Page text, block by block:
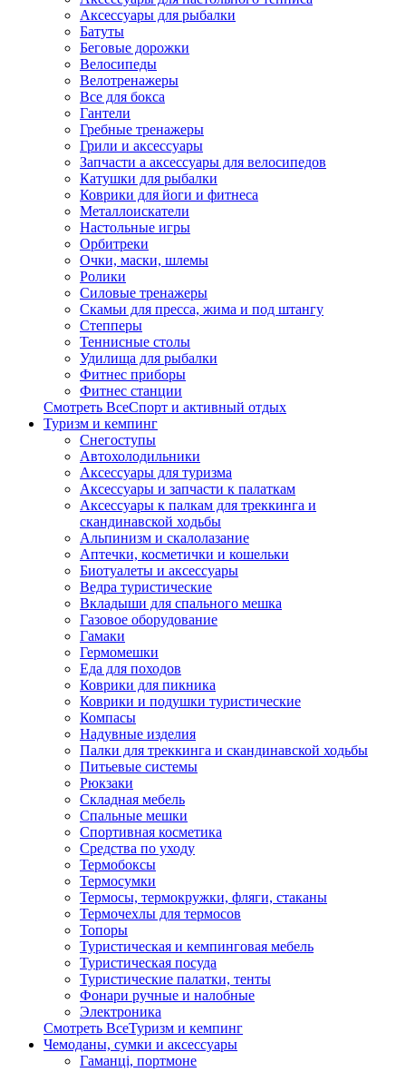
Аксессуары для рыбалки
Батуты
Беговые дорожки
Велосипеды
Велотренажеры
Все для бокса
Гантели
Гребные тренажеры
Грили и аксессуары
Запчасти а аксессуары для велосипедов
Катушки для рыбалки
Коврики для йоги и фитнеса
Металлоискатели
Настольные игры
Орбитреки
Очки, маски, шлемы
Ролики
Силовые тренажеры
Скамьи для пресса, жима и под штангу
Степперы
Теннисные столы
Удилища для рыбалки
Фитнес приборы
Фитнес станции
Смотреть ВсеСпорт и активный отдых
Туризм и кемпинг
Cнегоступы
Автохолодильники
Аксессуары для туризма
Аксессуары и запчасти к палаткам
Аксессуары к палкам для треккинга и
скандинавской ходьбы
Альпинизм и скалолазание
Аптечки, косметички и кошельки
Биотуалеты и аксессуары
Ведра туристические
Вкладыши для спального мешка
Газовое оборудование
Гамаки
Гермомешки
Еда для походов
Коврики для пикника
Коврики и подушки туристические
Компасы
Надувные изделия
Палки для треккинга и скандинавской ходьбы
Питьевые системы
Рюкзаки
Складная мебель
Спальные мешки
Спортивная косметика
Средства по уходу
Термобоксы
Термосумки
Термосы, термокружки, фляги, стаканы
Термочехлы для термосов
Топоры
Туристическая и кемпинговая мебель
Туристическая посуда
Туристические палатки, тенты
Фонари ручные и налобные
Электроника
Смотреть ВсеТуризм и кемпинг
Чемоданы, сумки и аксессуары
Гаманці, портмоне